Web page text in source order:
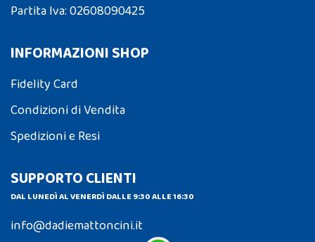
Partita Iva: 02608090425
INFORMAZIONI SHOP
Fidelity Card
Condizioni di Vendita
Spedizioni e Resi
SUPPORTO CLIENTI
DAL LUNEDÌ AL VENERDÌ DALLE 9:30 ALLE 16:30
info@dadiemattoncini.it